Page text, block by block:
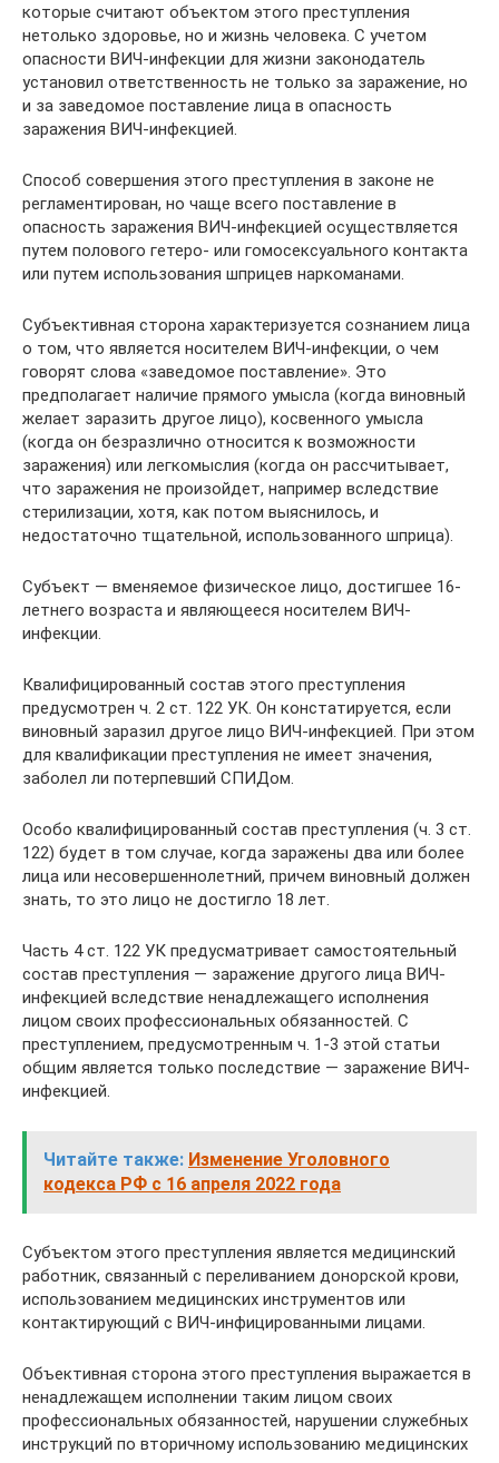
которые считают объектом этого преступления
нетолько здоровье, но и жизнь человека. С учетом
опасности ВИЧ-инфекции для жизни законодатель
установил ответственность не только за заражение, но
и за заведомое поставление лица в опасность
заражения ВИЧ-инфекцией.
Способ совершения этого преступления в законе не
регламентирован, но чаще всего поставление в
опасность заражения ВИЧ-инфекцией осуществляется
путем полового гетеро- или гомосексуального контакта
или путем использования шприцев наркоманами.
Субъективная сторона характеризуется сознанием лица
о том, что является носителем ВИЧ-инфекции, о чем
говорят слова «заведомое поставление». Это
предполагает наличие прямого умысла (когда виновный
желает заразить другое лицо), косвенного умысла
(когда он безразлично относится к возможности
заражения) или легкомыслия (когда он рассчитывает,
что заражения не произойдет, например вследствие
стерилизации, хотя, как потом выяснилось, и
недостаточно тщательной, использованного шприца).
Субъект — вменяемое физическое лицо, достигшее 16-
летнего возраста и являющееся носителем ВИЧ-
инфекции.
Квалифицированный состав этого преступления
предусмотрен ч. 2 ст. 122 УК. Он констатируется, если
виновный заразил другое лицо ВИЧ-инфекцией. При этом
для квалификации преступления не имеет значения,
заболел ли потерпевший СПИДом.
Особо квалифицированный состав преступления (ч. 3 ст.
122) будет в том случае, когда заражены два или более
лица или несовершеннолетний, причем виновный должен
знать, то это лицо не достигло 18 лет.
Часть 4 ст. 122 УК предусматривает самостоятельный
состав преступления — заражение другого лица ВИЧ-
инфекцией вследствие ненадлежащего исполнения
лицом своих профессиональных обязанностей. С
преступлением, предусмотренным ч. 1-3 этой статьи
общим является только последствие — заражение ВИЧ-
инфекцией.
Читайте также: Изменение Уголовного
кодекса РФ с 16 апреля 2022 года
Субъектом этого преступления является медицинский
работник, связанный с переливанием донорской крови,
использованием медицинских инструментов или
контактирующий с ВИЧ-инфицированными лицами.
Объективная сторона этого преступления выражается в
ненадлежащем исполнении таким лицом своих
профессиональных обязанностей, нарушении служебных
инструкций по вторичному использованию медицинских